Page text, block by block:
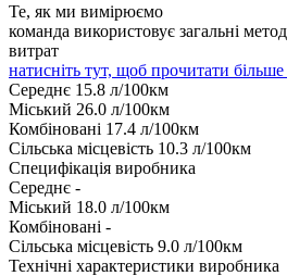
Те, як ми вимірюємо
команда використовує загальні
витрат
натисніть тут, щоб прочитати
Середнє 15.8 л/100км
Міський 26.0 л/100км
Комбіновані 17.4 л/100км
Сільська місцевість 10.3 л/100км
Специфікація виробника
Середнє -
Міський 18.0 л/100км
Комбіновані -
Сільська місцевість 9.0 л/100км
Технічні характеристики виробника